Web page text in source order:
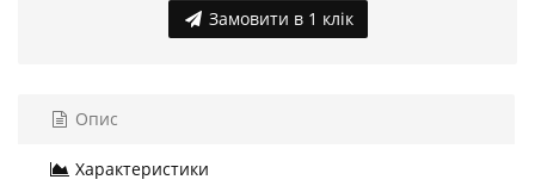
Замовити в 1 клік
Опис
Характеристики